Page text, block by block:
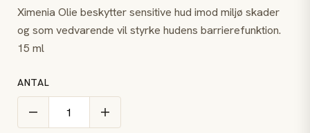
Ximenia Olie beskytter sensitive hud imod miljø skader
og som vedvarende vil styrke hudens barrierefunktion.
15 ml
ANTAL